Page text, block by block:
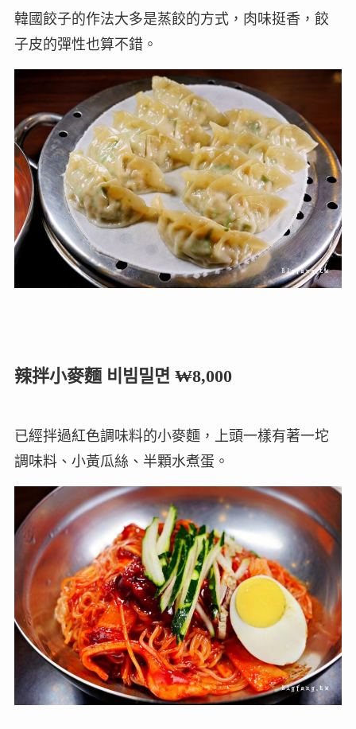
韓國餃子的作法大多是蒸餃的方式，肉味挺香，餃
子皮的彈性也算不錯。
辣拌小麥麵 비빔밀면 ₩8,000
已經拌過紅色調味料的小麥麵，上頭一樣有著一坨
調味料、小黃瓜絲、半顆水煮蛋。